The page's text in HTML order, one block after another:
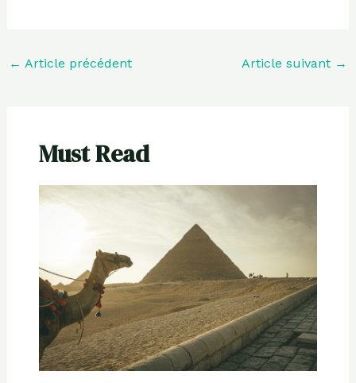
← Article précédent Article suivant →
Must Read